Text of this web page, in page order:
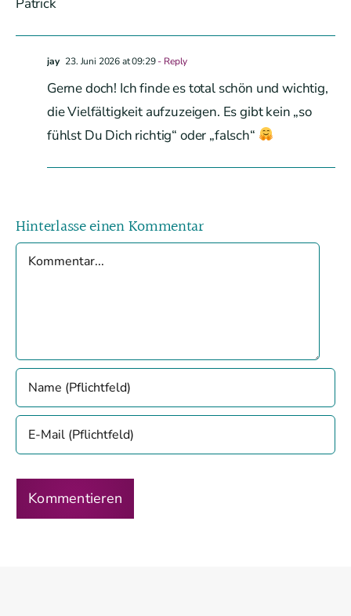
jay 23. Juni 2026 at 09:29- Reply
Gerne doch! Ich finde es total schön und wichtig,
die Vielfältigkeit aufzuzeigen. Es gibt kein „so
fühlst Du Dich richtig“ oder „falsch“
Hinterlasse einen Kommentar
Comment